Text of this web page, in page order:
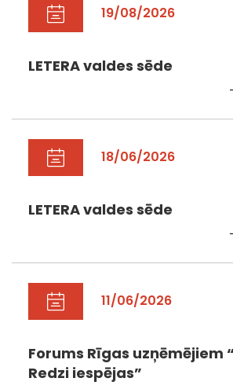
19/08/2026
LETERA valdes sēde
18/06/2026
LETERA valdes sēde
11/06/2026
Forums Rīgas uzņēmējiem
Redzi iespējas”